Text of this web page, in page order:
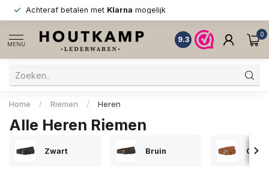
Achteraf betalen met Klarna mogelijk
MENU
9.3
0
Home / Riemen / Heren
Alle Heren Riemen
Zwart Bruin